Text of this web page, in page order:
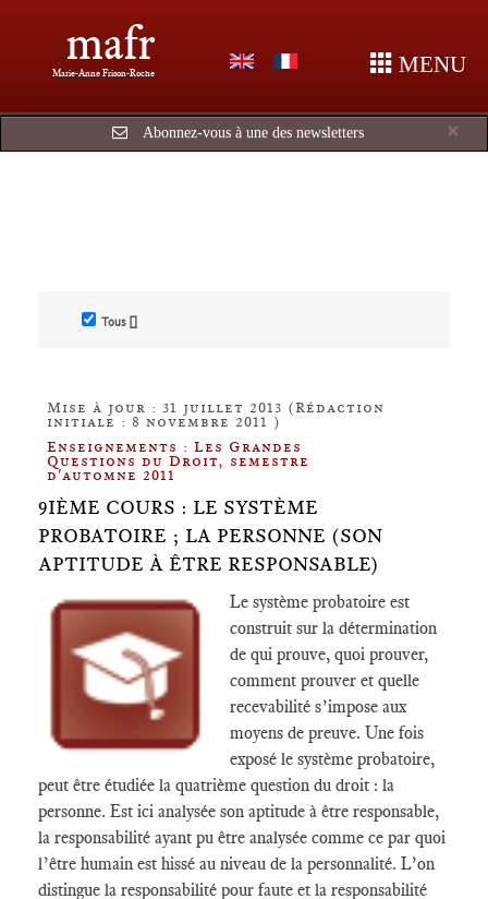
mafr
Marie-Anne Frison-Roche MENU
×
Abonnez-vous à une des newsletters
Tous []
Mise à jour : 31 juillet 2013 (Rédaction
initiale : 8 novembre 2011 )
Enseignements : Les Grandes
Questions du Droit, semestre
d'automne 2011
9IÈME COURS : LE SYSTÈME
PROBATOIRE ; LA PERSONNE (SON
APTITUDE À ÊTRE RESPONSABLE)
Le système probatoire est
construit sur la détermination
de qui prouve, quoi prouver,
comment prouver et quelle
recevabilité s’impose aux
moyens de preuve. Une fois
exposé le système probatoire,
peut être étudiée la quatrième question du droit : la
personne. Est ici analysée son aptitude à être responsable,
la responsabilité ayant pu être analysée comme ce par quoi
l’être humain est hissé au niveau de la personnalité. L’on
distingue la responsabilité pour faute et la responsabilité